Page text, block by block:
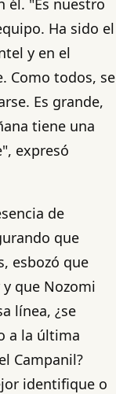
Ha sido el
y en el
Como todos, se
Es grande,
tiene una
expresó
de
que
esbozó que
que Nozomi
línea, ¿se
a la última
Campanil?
identifique o